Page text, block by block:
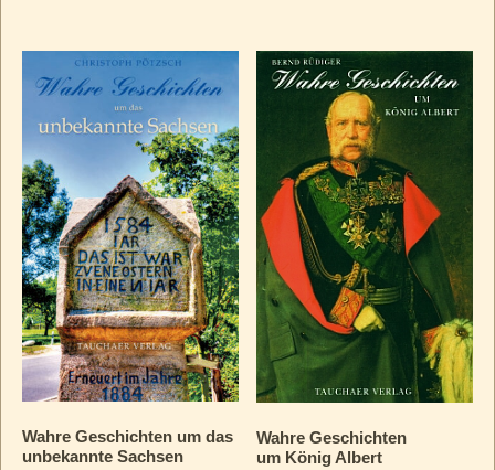
Wahre Geschichten um das
unbekannte Sachsen
Wahre Geschichten
um König Albert